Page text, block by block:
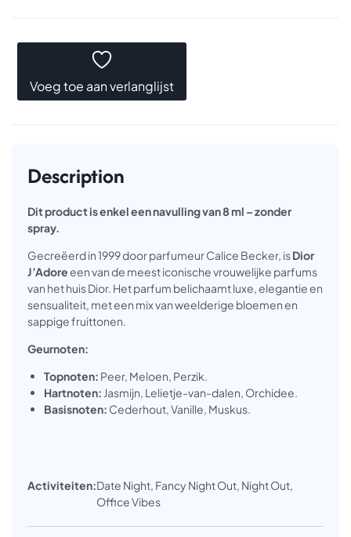
Voeg toe aan verlanglijst
Description
Dit product is enkel een navulling van 8 ml – zonder
spray.
Gecreëerd in 1999 door parfumeur Calice Becker, isDior
J’Adoreeen van de meest iconische vrouwelijke parfums
van het huis Dior. Het parfum belichaamt luxe, elegantie en
sensualiteit, met een mix van weelderige bloemen en
sappige fruittonen.
Geurnoten:
Topnoten: Peer, Meloen, Perzik.
Hartnoten: Jasmijn, Lelietje-van-dalen, Orchidee.
Basisnoten: Cederhout, Vanille, Muskus.
Activiteiten:Date Night, Fancy Night Out, Night Out,
Office Vibes